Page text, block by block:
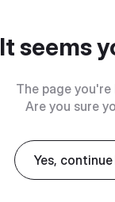
It seems
The page
Are you sure
Yes,